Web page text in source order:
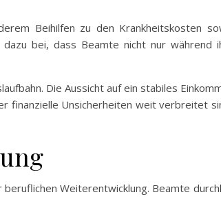
Beihilfen zu den Krankheitskosten
bei, dass Beamte nicht nur während
Die Aussicht auf ein stabiles
finanzielle Unsicherheiten weit verbreitet
Weiterentwicklung. Beamte